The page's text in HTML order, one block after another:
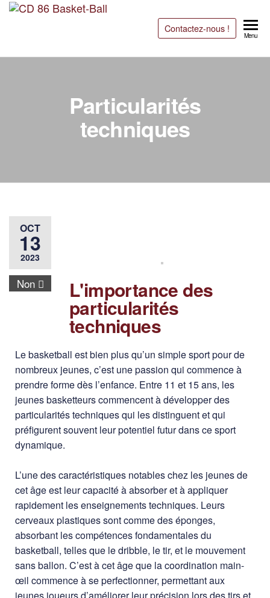
CD 86
Basket-
Ball
Basket-
Contactez-nous !
Menu
Particularités
techniques
OCT
13
2023
Non L'importance des
particularités
techniques
Le basketball est bien plus qu’un simple sport pour de
nombreux jeunes, c’est une passion qui commence à
prendre forme dès l’enfance. Entre 11 et 15 ans, les
jeunes basketteurs commencent à développer des
particularités techniques qui les distinguent et qui
préfigurent souvent leur potentiel futur dans ce sport
dynamique.
L’une des caractéristiques notables chez les jeunes de
cet âge est leur capacité à absorber et à appliquer
rapidement les enseignements techniques. Leurs
cerveaux plastiques sont comme des éponges,
absorbant les compétences fondamentales du
basketball, telles que le dribble, le tir, et le mouvement
sans ballon. C’est à cet âge que la coordination main-
œil commence à se perfectionner, permettant aux